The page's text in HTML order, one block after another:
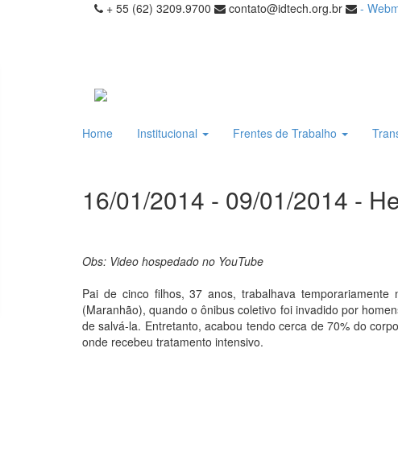
+ 55 (62) 3209.9700 contato@idtech.org.br -
Home Institucional Frentes de Trabalho
16/01/2014 - 09/01/2014 -
Obs: Video hospedado no YouTube
Pai de cinco filhos, 37 anos, trabalhava
(Maranhão), quando o ônibus coletivo foi invadido por
de salvá-la. Entretanto, acabou tendo cerca de 70% do
onde recebeu tratamento intensivo.